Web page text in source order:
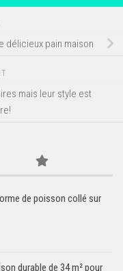
délicieux pain maison
mais leur style est
de poisson collé sur
durable de 34 m² pour